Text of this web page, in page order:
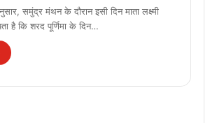
समुंद्र मंथन के दौरान इसी दिन माता लक्ष्मी
है कि शरद पूर्णिमा के दिन…